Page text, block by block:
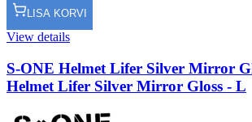
LISA KORVI
View details
S-ONE Helmet Lifer Silver Mirror
Helmet Lifer Silver Mirror Gloss - L